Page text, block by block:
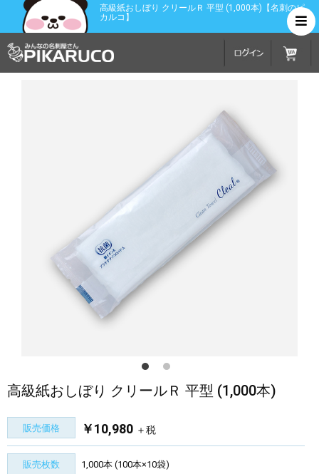
高級紙おしぼり クリールＲ 平型 (1,000本)【名刺のピ
カルコ】
高級紙おしぼり クリールＲ 平型 (1,000本)
販売価格 ￥10,980 ＋税
販売枚数 1,000本 (100本×10袋)